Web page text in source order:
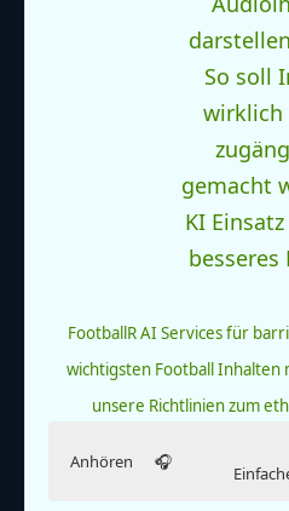
FootballR AI Services für
wichtigsten Football Inhalten
unsere Richtlinien zum
Anhören 🎧